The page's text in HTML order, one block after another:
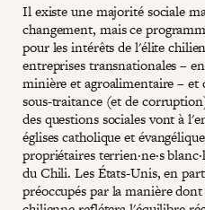
Il existe une majorité sociale
changement, mais ce
pour les intérêts de l'élite
entreprises transnationales –
minière et agroalimentaire – et
sous-traitance (et de
des questions sociales vont à
églises catholique et
propriétaires terrien·ne·s
du Chili. Les États-Unis, en
préoccupés par la manière